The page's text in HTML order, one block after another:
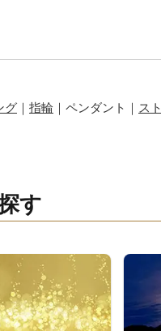
グ ｜ 指輪 ｜ペンダント｜ ス
す